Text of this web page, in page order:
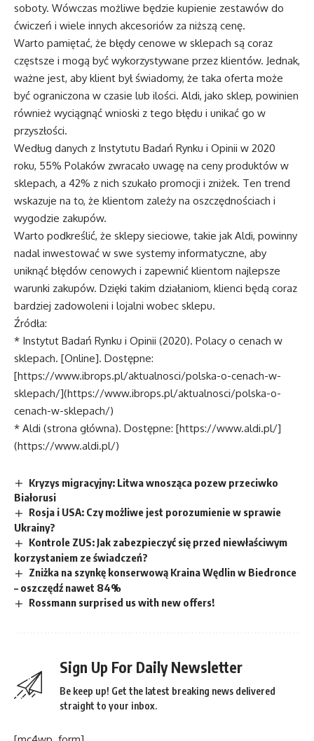
soboty. Wówczas możliwe będzie kupienie zestawów do
ćwiczeń i wiele innych akcesoriów za niższą cenę.
Warto pamiętać, że błędy cenowe w sklepach są coraz
częstsze i mogą być wykorzystywane przez klientów. Jednak,
ważne jest, aby klient był świadomy, że taka oferta może
być ograniczona w czasie lub ilości. Aldi, jako sklep, powinien
również wyciągnąć wnioski z tego błędu i unikać go w
przyszłości.
Według danych z Instytutu Badań Rynku i Opinii w 2020
roku, 55% Polaków zwracało uwagę na ceny produktów w
sklepach, a 42% z nich szukało promocji i zniżek. Ten trend
wskazuje na to, że klientom zależy na oszczędnościach i
wygodzie zakupów.
Warto podkreślić, że sklepy sieciowe, takie jak Aldi, powinny
nadal inwestować w swe systemy informatyczne, aby
uniknąć błędów cenowych i zapewnić klientom najlepsze
warunki zakupów. Dzięki takim działaniom, klienci będą coraz
bardziej zadowoleni i lojalni wobec sklepu.
Źródła:
* Instytut Badań Rynku i Opinii (2020). Polacy o cenach w
sklepach. [Online]. Dostępne:
[https://www.ibrops.pl/aktualnosci/polska-o-cenach-w-
sklepach/](https://www.ibrops.pl/aktualnosci/polska-o-
cenach-w-sklepach/)
* Aldi (strona główna). Dostępne: [https://www.aldi.pl/]
(https://www.aldi.pl/)
Kryzys migracyjny: Litwa wnosząca pozew przeciwko
Białorusi
Rosja i USA: Czy możliwe jest porozumienie w sprawie
Ukrainy?
Kontrole ZUS: Jak zabezpieczyć się przed niewłaściwym
korzystaniem ze świadczeń?
Zniżka na szynkę konserwową Kraina Wędlin w Biedronce
– oszczędź nawet 84%
Rossmann surprised us with new offers!
Sign Up For Daily Newsletter
Be keep up! Get the latest breaking news delivered
straight to your inbox.